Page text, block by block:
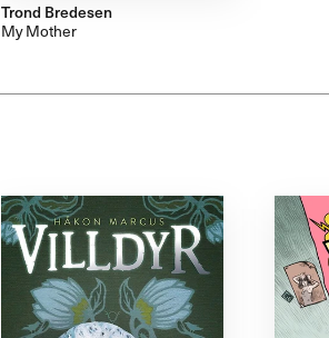
Trond Bredesen
My Mother